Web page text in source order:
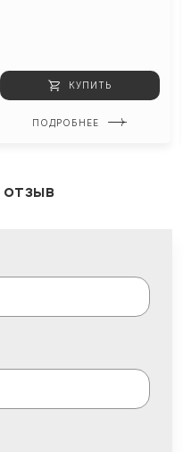
КУПИТЬ
ПОДРОБНЕЕ